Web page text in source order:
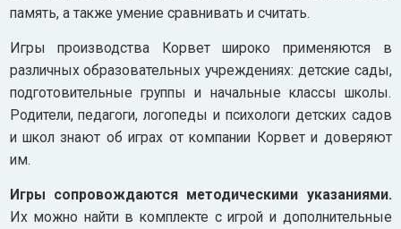
память, а также умение сравнивать и считать.
Игры производства Корвет широко применяются в
различных образовательных учреждениях: детские сады,
подготовительные группы и начальные классы школы.
Родители, педагоги, логопеды и психологи детских садов
и школ знают об играх от компании Корвет и доверяют
им.
Игры сопровождаются методическими указаниями.
Их можно найти в комплекте с игрой и дополнительные